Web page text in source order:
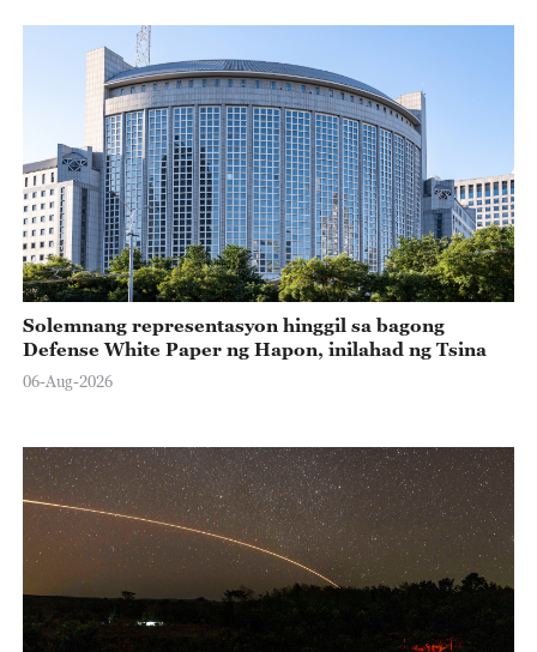
Solemnang representasyon hinggil sa bagong
Defense White Paper ng Hapon, inilahad ng Tsina
06-Aug-2026